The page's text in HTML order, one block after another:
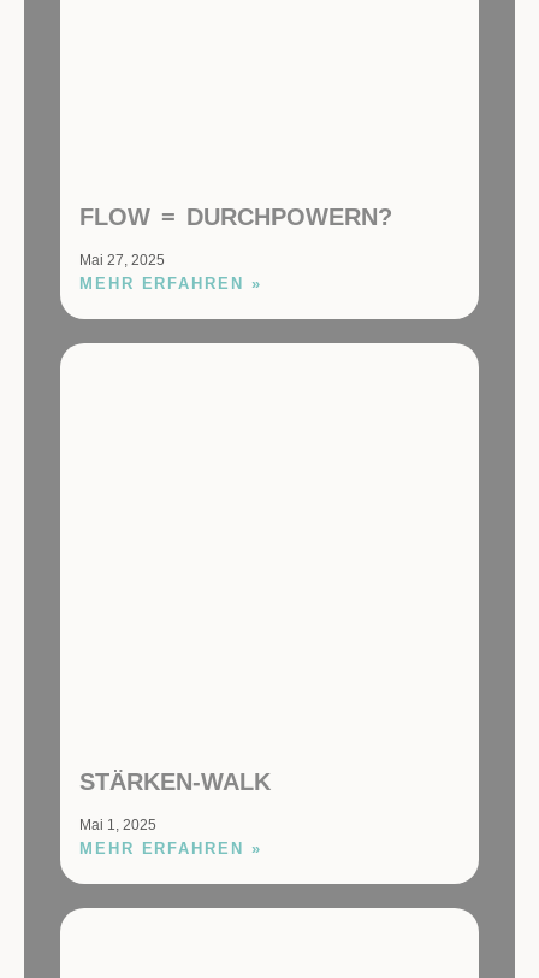
FLOW = DURCHPOWERN?
Mai 27, 2025
MEHR ERFAHREN »
STÄRKEN-WALK
Mai 1, 2025
MEHR ERFAHREN »